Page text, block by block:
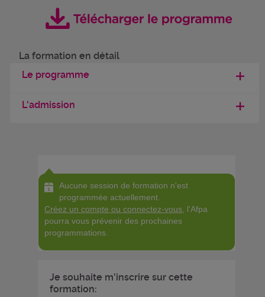
La formation en détail
Le programme
L'admission
Aucune session de formation n'est
programmée actuellement.
Créez un compte ou connectez-vous , l'Afpa
pourra vous prévenir des prochaines
programmations.
Je souhaite m'inscrire sur cette
formation: